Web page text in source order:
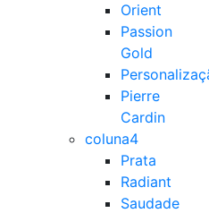
Orient
Passion
Gold
Pierre
Cardin
coluna4
Prata
Radiant
Saudade